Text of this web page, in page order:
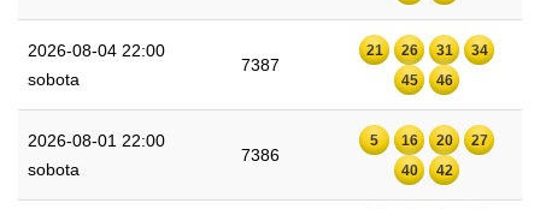
2026-08-04 22:00
sobota
7387
21 26 31
34
45
46
2026-08-01 22:00
sobota
7386
5 16 20
27
40
42